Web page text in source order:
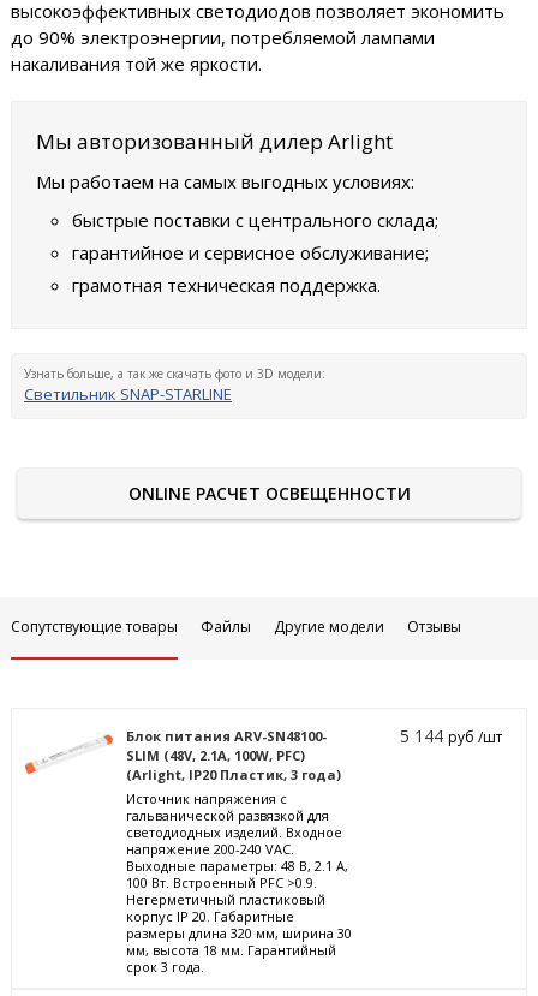
высокоэффективных светодиодов позволяет экономить
до 90% электроэнергии, потребляемой лампами
накаливания той же яркости.
Мы авторизованный дилер Arlight
Мы работаем на самых выгодных условиях:
быстрые поставки с центрального склада;
гарантийное и сервисное обслуживание;
грамотная техническая поддержка.
Узнать больше, а так же скачать фото и 3D модели:
Светильник SNAP-STARLINE
ONLINE РАСЧЕТ ОСВЕЩЕННОСТИ
Сопутствующие товары Файлы Другие модели Отзывы
Блок питания ARV-SN48100-
SLIM (48V, 2.1A, 100W, PFC)
(Arlight, IP20 Пластик, 3 года)
Источник напряжения с
гальванической развязкой для
светодиодных изделий. Входное
напряжение 200-240 VAC.
Выходные параметры: 48 В, 2.1 А,
100 Вт. Встроенный PFC >0.9.
Негерметичный пластиковый
корпус IP 20. Габаритные
размеры длина 320 мм, ширина 30
мм, высота 18 мм. Гарантийный
срок 3 года.
5 144руб /шт